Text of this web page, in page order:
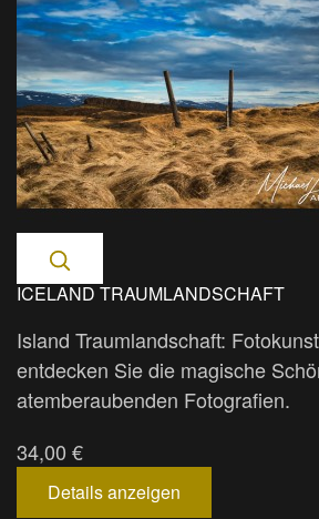
ICELAND TRAUMLANDSCHAFT
Island Traumlandschaft:
entdecken Sie die magische
atemberaubenden Fotografien.
34,00 €
Details anzeigen